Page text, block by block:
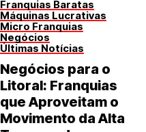
Franquias Baratas
Máquinas Lucrativas
Micro Franquias
Negócios
Últimas Notícias
Negócios para o
Litoral: Franquias
que Aproveitam o
Movimento da Alta